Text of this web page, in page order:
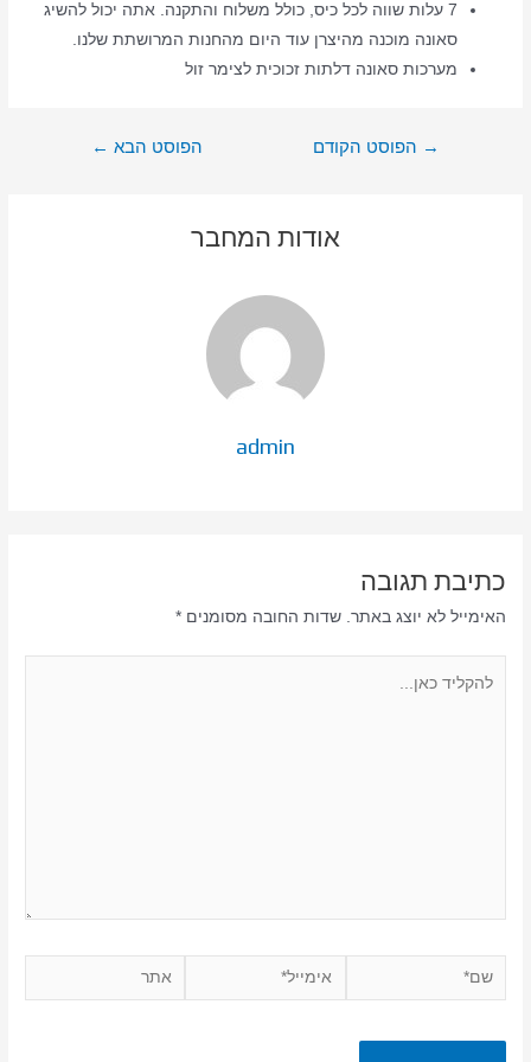
7 עלות שווה לכל כיס, כולל משלוח והתקנה. אתה יכול להשיג
סאונה מוכנה מהיצרן עוד היום מהחנות המרושתת שלנו.
מערכות סאונה דלתות זכוכית לצימר זול
→ הפוסט הקודם הפוסט הבא ←
אודות המחבר
admin
כתיבת תגובה
האימייל לא יוצג באתר. שדות החובה מסומנים*
שם* אימייל* אתר